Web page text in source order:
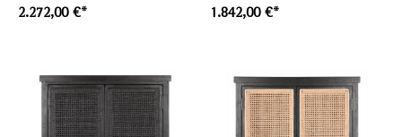
2.272,00 €* 1.842,00 €*